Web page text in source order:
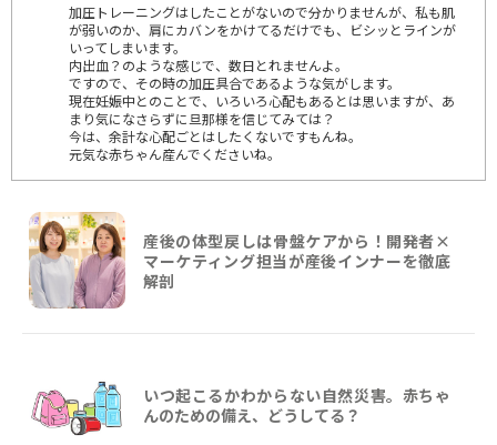
加圧トレーニングはしたことがないので分かりませんが、私も肌
が弱いのか、肩にカバンをかけてるだけでも、ビシッとラインが
いってしまいます。
内出血？のような感じで、数日とれませんよ。
ですので、その時の加圧具合であるような気がします。
現在妊娠中とのことで、いろいろ心配もあるとは思いますが、あ
まり気になさらずに旦那様を信じてみては？
今は、余計な心配ごとはしたくないですもんね。
元気な赤ちゃん産んでくださいね。
産後の体型戻しは骨盤ケアから！開発者×
マーケティング担当が産後インナーを徹底
解剖
いつ起こるかわからない自然災害。赤ちゃ
んのための備え、どうしてる？